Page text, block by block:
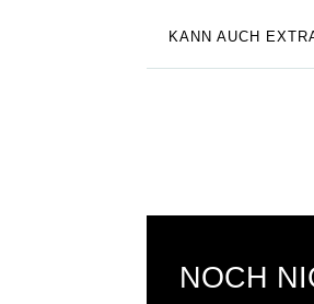
KANN AUCH
NOCH